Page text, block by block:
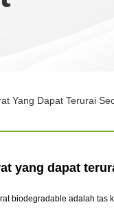
Yang Dapat Terurai
yang dapat
biodegradable adalah tas